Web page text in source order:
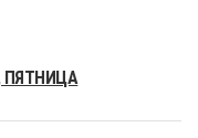
ПЯТНИЦА